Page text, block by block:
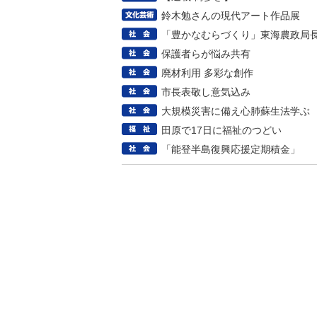
鈴木勉さんの現代アート作品展
「豊かなむらづくり」東海農政局
保護者らが悩み共有
廃材利用 多彩な創作
市長表敬し意気込み
大規模災害に備え心肺蘇生法学ぶ
田原で17日に福祉のつどい
「能登半島復興応援定期積金」